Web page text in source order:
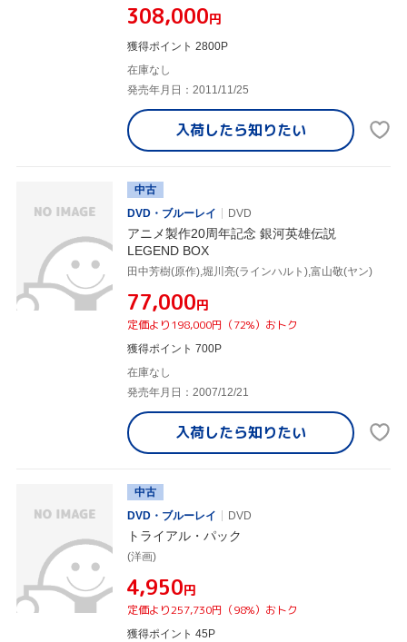
¥308,000円
獲得ポイント 2800P
在庫なし
発売年月日：2011/11/25
入荷したら知りたい
中古
DVD・ブルーレイ
DVD
アニメ製作20周年記念 銀河英雄伝説
LEGEND BOX
田中芳樹(原作),堀川亮(ラインハルト),富山敬(ヤン)
¥77,000円
定価より198,000円（72%）おトク
獲得ポイント 700P
在庫なし
発売年月日：2007/12/21
入荷したら知りたい
中古
DVD・ブルーレイ
DVD
トライアル・パック
(洋画)
¥4,950円
定価より257,730円（98%）おトク
獲得ポイント 45P